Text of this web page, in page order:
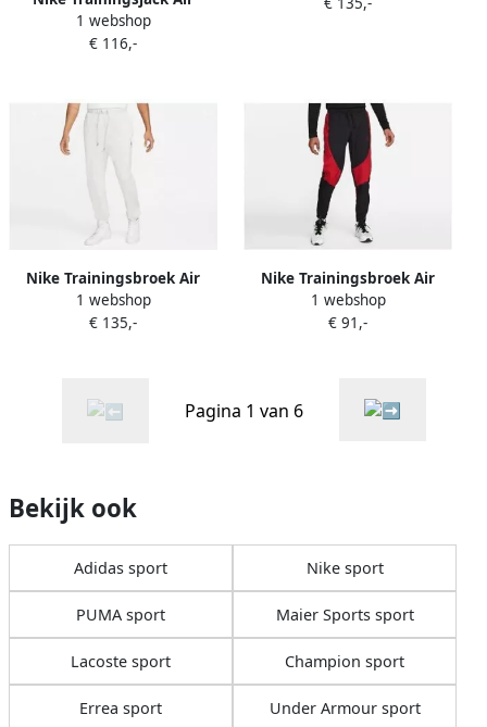
Jordan Jumpman Classics
Trickot Warmup Jacket
1 webshop
€ 116,-
Nike Trainingsbroek Air
Jordan Essentials Statement
1 webshop
€ 135,-
Nike Trainingsbroek Air
Jordan Dri-fit
1 webshop
€ 91,-
Pagina 1 van 6
Bekijk ook
Adidas sport Nike sport
PUMA sport Maier Sports sport
Lacoste sport Champion sport
Errea sport Under Armour sport